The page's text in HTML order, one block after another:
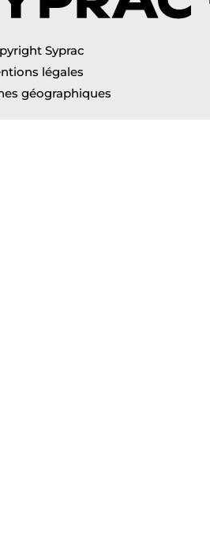
Syprac
légales
géographiques